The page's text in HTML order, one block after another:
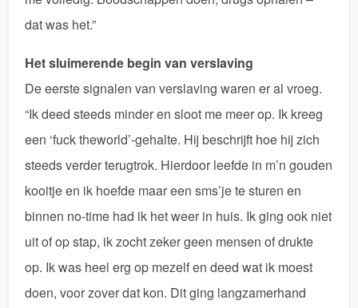
dat was het.”
Het sluimerende begin van verslaving
De eerste signalen van verslaving waren er al vroeg.
“Ik deed steeds minder en sloot me meer op. Ik kreeg
een ‘fuck theworld’-gehalte. Hij beschrijft hoe hij zich
steeds verder terugtrok. Hierdoor leefde in m’n gouden
kooitje en ik hoefde maar een sms’je te sturen en
binnen no-time had ik het weer in huis. Ik ging ook niet
uit of op stap, ik zocht zeker geen mensen of drukte
op. Ik was heel erg op mezelf en deed wat ik moest
doen, voor zover dat kon. Dit ging langzamerhand